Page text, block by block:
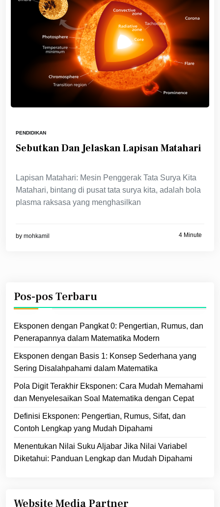
PENDIDIKAN
Sebutkan Dan Jelaskan Lapisan Matahari
Lapisan Matahari: Mesin Penggerak Tata Surya Kita
Matahari, bintang di pusat tata surya kita, adalah bola
plasma raksasa yang menghasilkan
by mohkamil 4 Minute
Pos-pos Terbaru
Eksponen dengan Pangkat 0: Pengertian, Rumus, dan
Penerapannya dalam Matematika Modern
Eksponen dengan Basis 1: Konsep Sederhana yang
Sering Disalahpahami dalam Matematika
Pola Digit Terakhir Eksponen: Cara Mudah Memahami
dan Menyelesaikan Soal Matematika dengan Cepat
Definisi Eksponen: Pengertian, Rumus, Sifat, dan
Contoh Lengkap yang Mudah Dipahami
Menentukan Nilai Suku Aljabar Jika Nilai Variabel
Diketahui: Panduan Lengkap dan Mudah Dipahami
Website Media Partner